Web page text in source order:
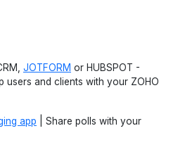
JOTFORM or HUBSPOT -
users and clients with your ZOHO
app | Share polls with your